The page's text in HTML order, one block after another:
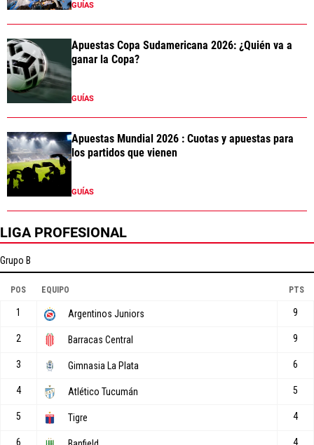
GUÍAS
Apuestas Copa Sudamericana 2026: ¿Quién va a
ganar la Copa?
GUÍAS
Apuestas Mundial 2026 : Cuotas y apuestas para
los partidos que vienen
GUÍAS
LIGA PROFESIONAL